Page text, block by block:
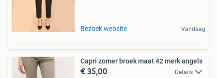
Bezoek website Vandaag
Capri zomer broek maat 42 merk angels
€ 35,00 Details